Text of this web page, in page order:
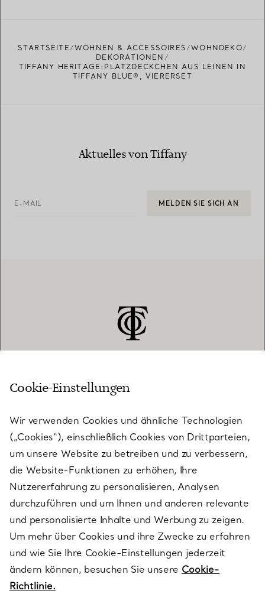
STARTSEITE WOHNEN & ACCESSOIRES
WOHNDEKO
DEKORATIONEN
TIFFANY HERITAGE:PLATZDECKCHEN AUS LEINEN IN
TIFFANY BLUE®, VIERERSET
Aktuelles von Tiffany
E-MAIL MELDEN SIE SICH AN
KUNDENSERVICE
SERVICES
ÜBER TIFFANY & CO.
RECHTLICHE HINWEISE
FOLGEN SIE UNS
Cookie-Einstellungen
Wir verwenden Cookies und ähnliche Technologien
(„Cookies“), einschließlich Cookies von Drittparteien,
um unsere Website zu betreiben und zu verbessern,
die Website-Funktionen zu erhöhen, Ihre
Nutzererfahrung zu personalisieren, Analysen
durchzuführen und um Ihnen und anderen relevante
und personalisierte Inhalte und Werbung zu zeigen.
Um mehr über Cookies und ihre Zwecke zu erfahren
und wie Sie Ihre Cookie-Einstellungen jederzeit
ändern können, besuchen Sie unsere Cookie-
Richtlinie.